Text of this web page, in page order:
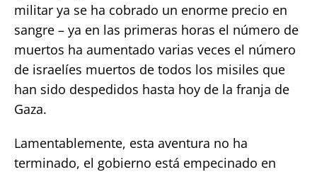
militar ya se ha cobrado un enorme precio en
sangre – ya en las primeras horas el número de
muertos ha aumentado varias veces el número
de israelíes muertos de todos los misiles que
han sido despedidos hasta hoy de la franja de
Gaza.
Lamentablemente, esta aventura no ha
terminado, el gobierno está empecinado en